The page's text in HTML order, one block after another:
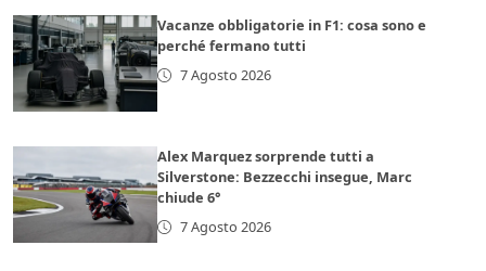
Vacanze obbligatorie in F1: cosa sono e
perché fermano tutti
7 Agosto 2026
Alex Marquez sorprende tutti a
Silverstone: Bezzecchi insegue, Marc
chiude 6°
7 Agosto 2026